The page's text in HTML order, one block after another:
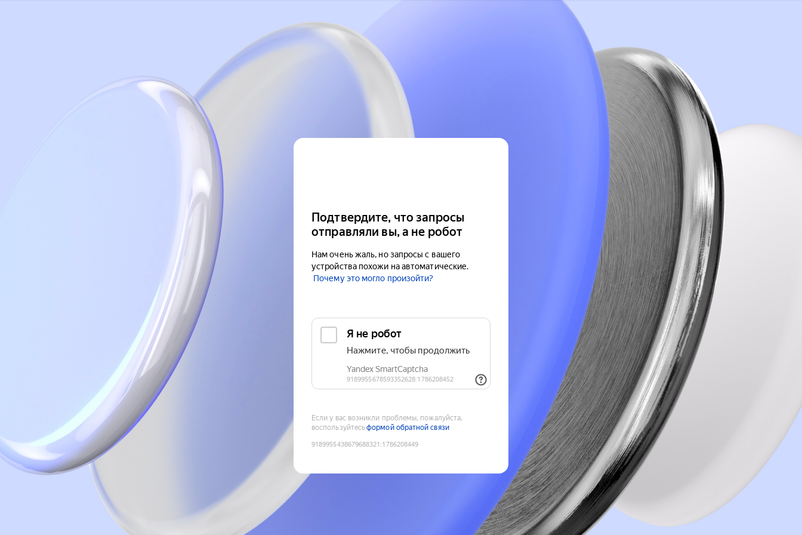
Подтвердите, что запросы
отправляли вы, а не робот
Нам очень жаль, но запросы с вашего
устройства похожи на автоматические.
Почему это могло произойти?
Если у вас возникли проблемы, пожалуйста,
воспользуйтесьформой обратной связи
9189955438679688321 :1786208449